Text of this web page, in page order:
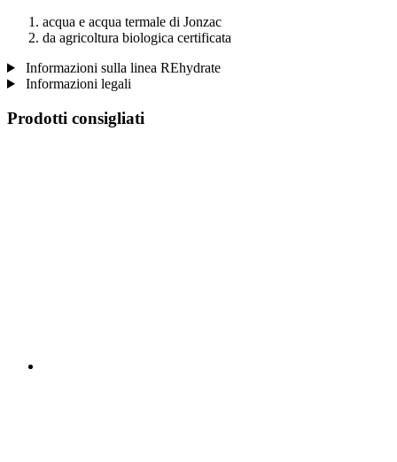
acqua e acqua termale di Jonzac
da agricoltura biologica certificata
Informazioni sulla linea REhydrate
Informazioni legali
Prodotti consigliati